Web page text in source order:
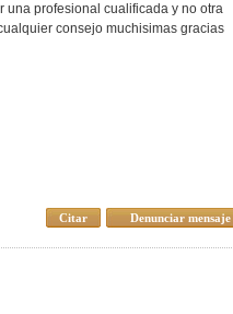
una profesional cualificada y no otra
consejo muchisimas gracias
Denunciar mensaje
Citar